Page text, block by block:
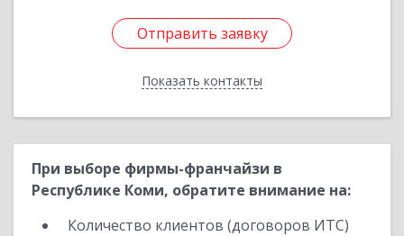
Отправить заявку
Показать контакты
Отправить заявку
Назад
При выборе фирмы-франчайзи в
Республике Коми, обратите внимание на:
Количество клиентов (договоров ИТС)